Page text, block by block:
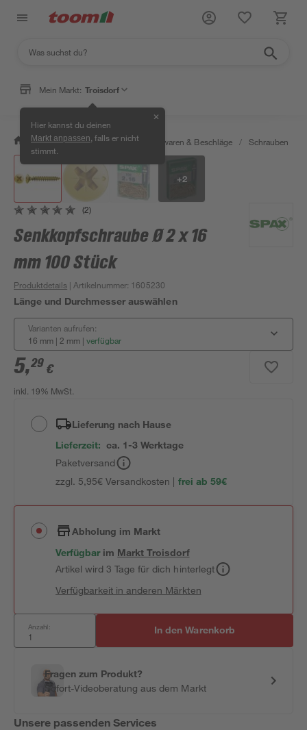
Mein Markt: Troisdorf
Hier kannst du deinen
Markt anpassen , falls er nicht
stimmt.
✕
/ Werkstatt & Maschinen / Eisenwaren & Beschläge / Schrauben
+2
(2)
Senkkopfschraube Ø 2 x 16
mm 100 Stück
Produktdetails | Artikelnummer: 1605230
Länge und Durchmesser auswählen
Varianten aufrufen:
16 mm | 2 mm | verfügbar
5,29 €
inkl. 19% MwSt.
Lieferung nach Hause
Lieferzeit: ca. 1-3 Werktage
Paketversand
zzgl. 5,95€ Versandkosten | frei ab 59€
Abholung im Markt
Verfügbar im MarktTroisdorf
Artikel wird 3 Tage für dich hinterlegt
Verfügbarkeit in anderen Märkten
Anzahl: In den Warenkorb
Fragen zum Produkt?
Sofort-Videoberatung aus dem Markt
Unsere passenden Services